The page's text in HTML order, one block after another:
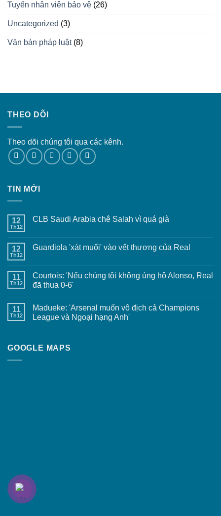
Tuyển nhân viên bảo vệ (26)
Uncategorized (3)
Văn bản pháp luật(8)
THEO DÕI
Theo dõi chúng tôi qua các kênh.
TIN MỚI
12
Th12
CLB Saudi Arabia chê Salah vì quá già
12
Th12
Guardiola 'xát muối' vào vết thương của Real
11
Th12
Courtois: 'Nếu chúng tôi không ủng hộ Alonso, Real
đã thua 0-6'
11
Th12
Madueke: 'Arsenal muốn vô địch cả Champions
League và Ngoại hạng Anh'
GOOGLE MAPS